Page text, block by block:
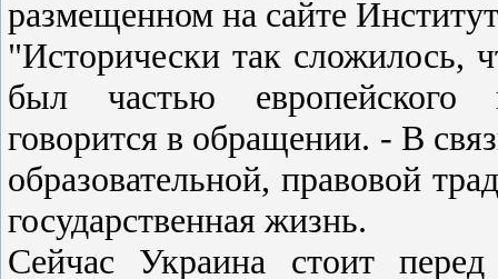
размещенном на сайте
"Исторически так сложилось,
был частью европейского
говорится в обращении. - В
образовательной, правовой
государственная жизнь.
Сейчас Украина стоит